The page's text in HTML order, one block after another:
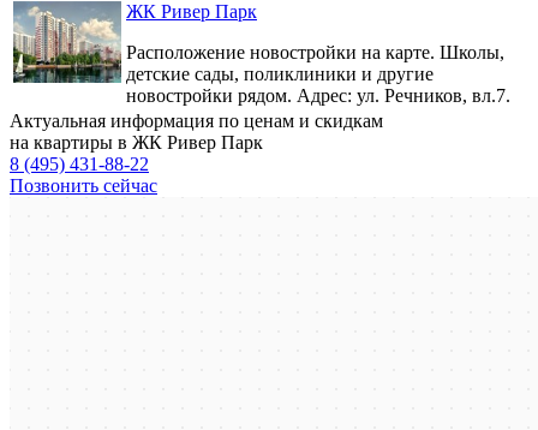
ЖК Ривер Парк
Расположение новостройки на карте. Школы,
детские сады, поликлиники и другие
новостройки рядом. Адрес: ул. Речников, вл.7.
Актуальная информация по ценам и скидкам
на квартиры в ЖК Ривер Парк
8 (495) 431-88-22
Позвонить сейчас